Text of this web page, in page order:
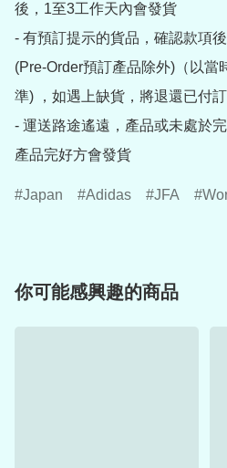
後，1至3工作天內會發貨
- 有預訂提示的貨品，確認款項
(Pre-Order預訂產品除外)（以當
準) ，如遇上缺貨，將退還已付
- 運送路途遙遠，產品或未處於
產品完好方會發貨
Japan Adidas JFA
你可能感興趣的商品